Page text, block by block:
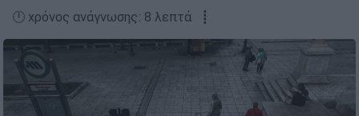
🕛 χρόνος ανάγνωσης: 8 λεπτά ┋